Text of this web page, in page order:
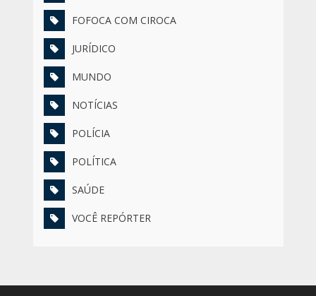
FOFOCA COM CIROCA
JURÍDICO
MUNDO
NOTÍCIAS
POLÍCIA
POLÍTICA
SAÚDE
VOCÊ REPÓRTER